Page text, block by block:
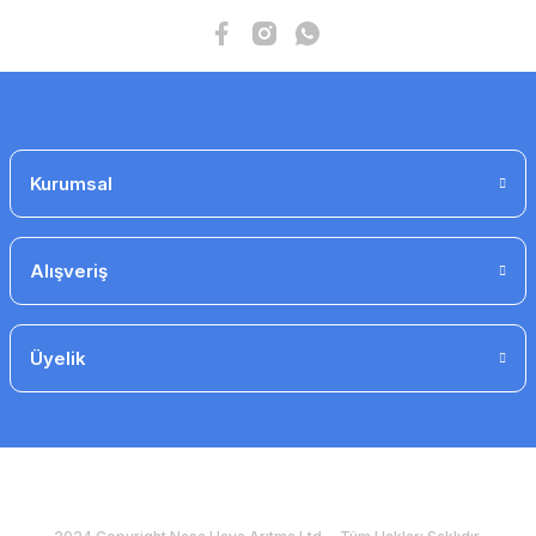
alufleks ø315- 10 mt. izolesiz fleks kanal
Kurumsal
Alışveriş
Üyelik